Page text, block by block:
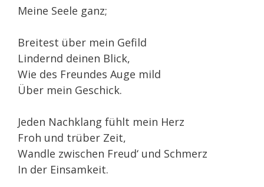
Meine Seele ganz;
Breitest über mein Gefild
Lindernd deinen Blick,
Wie des Freundes Auge mild
Über mein Geschick.
Jeden Nachklang fühlt mein Herz
Froh und trüber Zeit,
Wandle zwischen Freud‘ und Schmerz
In der Einsamkeit.